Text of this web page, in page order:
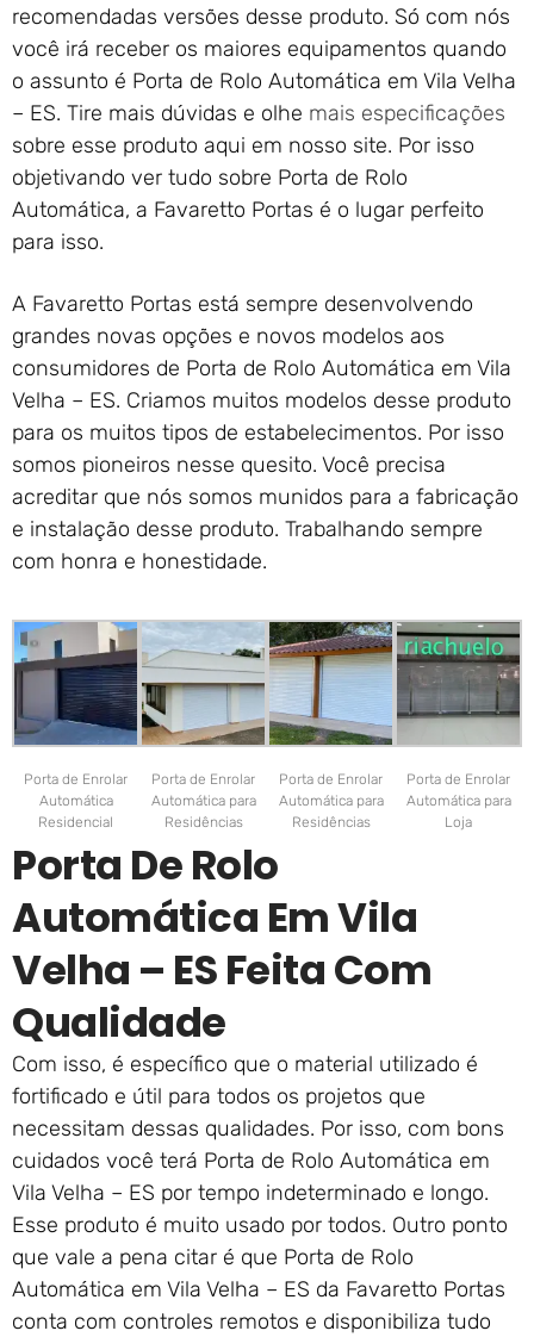
Portão de Garagem de
Enrolar em Nova Iguaçu – RJ
Portão de Garagem de
Enrolar em Nova Friburgo –
RJ
recomendadas versões desse produto. Só com nós
você irá receber os maiores equipamentos quando
o assunto é Porta de Rolo Automática em Vila Velha
– ES. Tire mais dúvidas e olhe mais especificações
sobre esse produto aqui em nosso site. Por isso
objetivando ver tudo sobre Porta de Rolo
Automática, a Favaretto Portas é o lugar perfeito
para isso.
A Favaretto Portas está sempre desenvolvendo
grandes novas opções e novos modelos aos
consumidores de Porta de Rolo Automática em Vila
Velha – ES. Criamos muitos modelos desse produto
para os muitos tipos de estabelecimentos. Por isso
somos pioneiros nesse quesito. Você precisa
acreditar que nós somos munidos para a fabricação
e instalação desse produto. Trabalhando sempre
com honra e honestidade.
Porta de Enrolar
Automática
Residencial
Porta de Enrolar
Automática para
Residências
Porta de Enrolar
Automática para
Residências
Porta de Enrolar
Automática para
Loja
Porta De Rolo
Automática Em Vila
Velha – ES Feita Com
Qualidade
Com isso, é específico que o material utilizado é
fortificado e útil para todos os projetos que
necessitam dessas qualidades. Por isso, com bons
cuidados você terá Porta de Rolo Automática em
Vila Velha – ES por tempo indeterminado e longo.
Esse produto é muito usado por todos. Outro ponto
que vale a pena citar é que Porta de Rolo
Automática em Vila Velha – ES da Favaretto Portas
conta com controles remotos e disponibiliza tudo